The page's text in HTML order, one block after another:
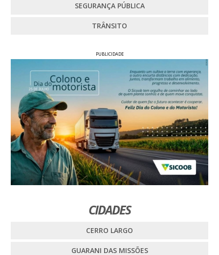
SEGURANÇA PÚBLICA
TRÂNSITO
PUBLICIDADE
CIDADES
CERRO LARGO
GUARANI DAS MISSÕES